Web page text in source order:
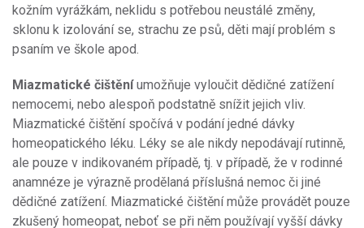
kožním vyrážkám, neklidu s potřebou neustálé změny,
sklonu k izolování se, strachu ze psů, děti mají problém s
psaním ve škole apod.
Miazmatické čištěníumožňuje vyloučit dědičné zatížení
nemocemi, nebo alespoň podstatně snížit jejich vliv.
Miazmatické čištění spočívá v podání jedné dávky
homeopatického léku. Léky se ale nikdy nepodávají rutinně,
ale pouze v indikovaném případě, tj. v případě, že v rodinné
anamnéze je výrazně prodělaná příslušná nemoc či jiné
dědičné zatížení. Miazmatické čištění může provádět pouze
zkušený homeopat, neboť se při něm používají vyšší dávky